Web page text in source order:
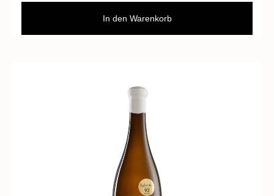
In den Warenkorb